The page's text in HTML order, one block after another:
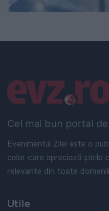
Cel mai bun portal
Evenimentul Zilei este o
celor care apreciază știrile
relevante din toate
Linkuri utile
Utile